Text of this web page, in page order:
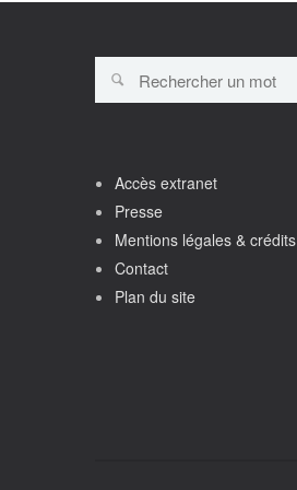
Accès extranet
Presse
Mentions légales & crédits
Contact
Plan du site